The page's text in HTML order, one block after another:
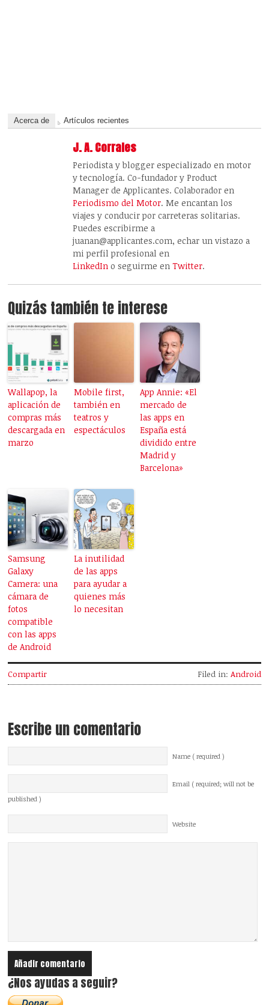
Acerca de Artículos recientes
J. A. Corrales
Periodista y blogger especializado en motor
y tecnología. Co-fundador y Product
Manager de Applicantes. Colaborador en
Periodismo del Motor. Me encantan los
viajes y conducir por carreteras solitarias.
Puedes escribirme a
juanan@applicantes.com, echar un vistazo a
mi perfil profesional en
LinkedIn o seguirme enTwitter.
Quizás también te interese
Wallapop, la
aplicación de
compras más
descargada en
marzo
Mobile first,
también en
teatros y
espectáculos
App Annie: «El
mercado de
las apps en
España está
dividido entre
Madrid y
Barcelona»
Samsung
Galaxy
Camera: una
cámara de
fotos
compatible
con las apps
de Android
La inutilidad
de las apps
para ayudar a
quienes más
lo necesitan
Compartir Filed in: Android
Escribe un comentario
Name ( required )
Email ( required; will not be
published )
Website
¿Nos ayudas a seguir?